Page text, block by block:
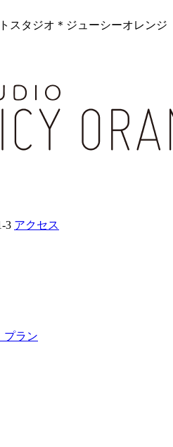
スタジオ＊ジューシーオレンジ
3 アクセス
プラン